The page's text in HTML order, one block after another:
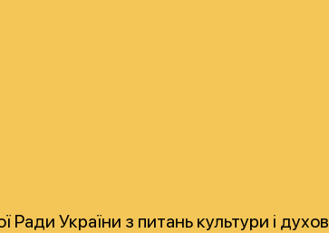
Ради України з питань культури і